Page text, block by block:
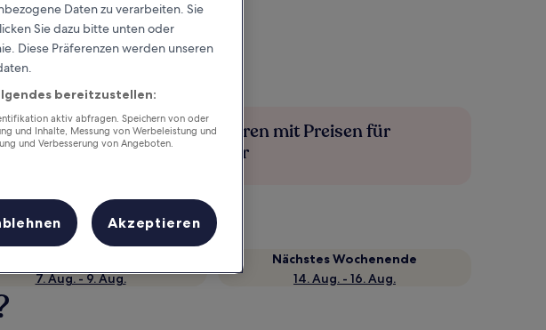
Mehr sparen mit Preisen für
Mitglieder
7. Aug. - 9. Aug.
Nächstes Wochenende
14. Aug. - 16. Aug.
Daten zu verarbeiten. Sie
Sie dazu bitte unten oder
Diese Präferenzen werden unseren
bereitzustellen:
aktiv abfragen. Speichern von oder
und Inhalte, Messung von Werbeleistung und
und Verbesserung von Angeboten.
Akzeptieren